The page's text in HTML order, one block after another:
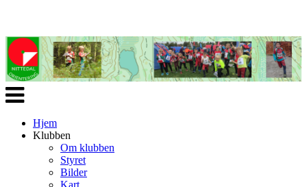
Veksle
navigasjon
Hjem
Klubben
Om klubben
Styret
Bilder
Kart